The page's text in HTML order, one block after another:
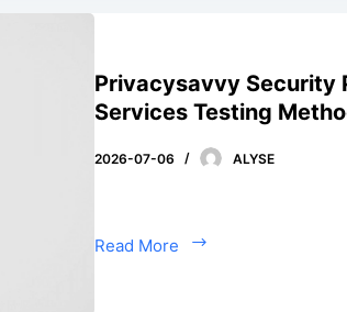
Privacysavvy Security
Services Testing
2026-07-06 ALYSE
Read More